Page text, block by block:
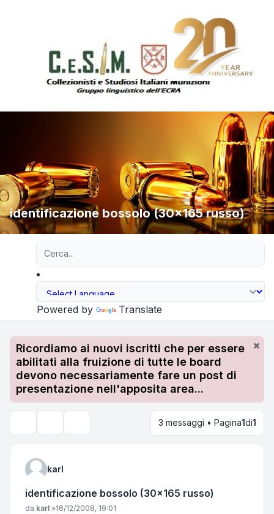
identificazione bossolo (30x165 russo)
Powered by Translate
Ricordiamo ai nuovi iscritti che per essere
abilitati alla fruizione di tutte le board
devono necessariamente fare un post di
presentazione nell'apposita area...
3 messaggi • Pagina1di1
karl
identificazione bossolo (30x165 russo)
Messaggio
da karl »16/12/2008, 19:01